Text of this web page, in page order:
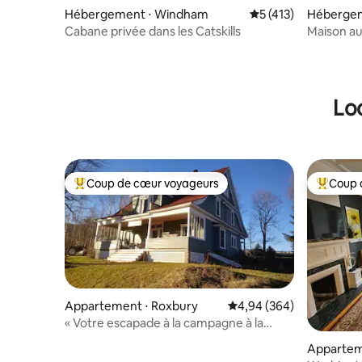
Hébergement ⋅ Windham Évaluation
5 (413)
Cabane privée dans les Catskills
Maison
Coups de cœur voyageurs les plus appréciés
Coup de cœur voyageurs
Appartement ⋅ Roxbury Évaluation moyenne
4,94 (364)
« Votre escapade à la campagne à la
Coups
Coup